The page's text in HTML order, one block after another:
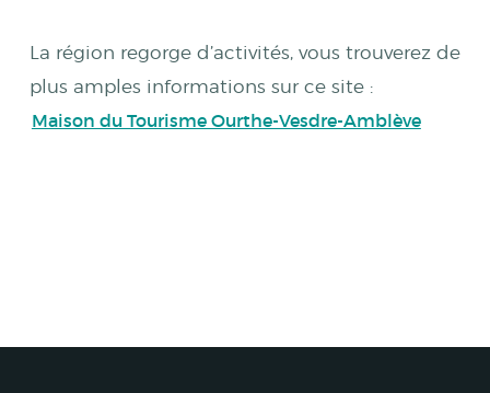
La région regorge d’activités, vous trouverez de
plus amples informations sur ce site :
Maison du Tourisme Ourthe-Vesdre-Amblève